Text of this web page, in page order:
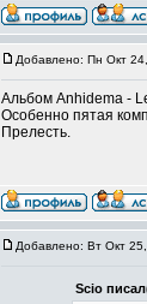
Добавлено: Пн Окт
Альбом Anhidema -
Особенно пятая
Прелесть.
Добавлено: Вт Окт
Scio